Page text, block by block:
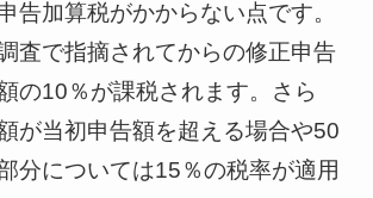
告加算税がかからない点です。
査で指摘されてからの修正申告
の10％が課税されます。さら
が当初申告額を超える場合や50
分については15％の税率が適用